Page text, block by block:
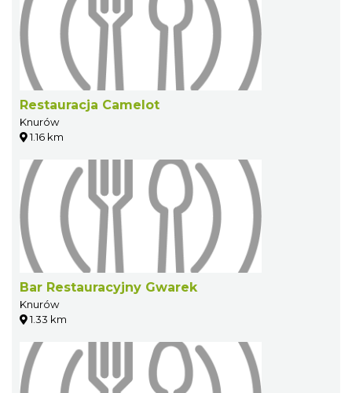
Restauracja Camelot
Knurów
1.16 km
Bar Restauracyjny Gwarek
Knurów
1.33 km